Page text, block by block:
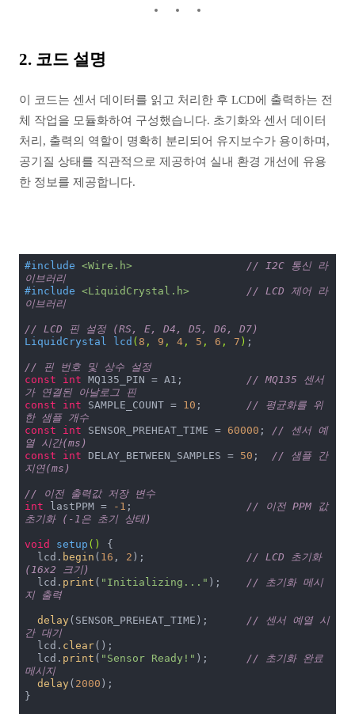
2. 코드 설명
이 코드는 센서 데이터를 읽고 처리한 후 LCD에 출력하는 전
체 작업을 모듈화하여 구성했습니다. 초기화와 센서 데이터
처리, 출력의 역할이 명확히 분리되어 유지보수가 용이하며,
공기질 상태를 직관적으로 제공하여 실내 환경 개선에 유용
한 정보를 제공합니다.
#include <Wire.h>
// I2C 통신 라
이브러리
#include <LiquidCrystal.h>
// LCD 제어 라
이브러리
// LCD 핀 설정 (RS, E, D4, D5, D6, D7)
LiquidCrystal lcd ( 8 , 9 , 4, 5 , 6 , 7 ) ;
// 핀 번호 및 상수 설정
const
int MQ135_PIN = A1;
// MQ135 센서
가 연결된 아날로그 핀
const
int SAMPLE_COUNT = 10 ;
// 평균화를 위
한 샘플 개수
const
int SENSOR_PREHEAT_TIME = 60000 ;
// 센서 예
열 시간(ms)
const
int DELAY_BETWEEN_SAMPLES = 50 ;
// 샘플 간
지연(ms)
// 이전 출력값 저장 변수
int lastPPM = -1 ;
// 이전 PPM 값
초기화 (-1은 초기 상태)
void setup ()
{
  lcd.
begin ( 16 , 2 );
// LCD 초기화
(16x2 크기)
  lcd.
print ( "Initializing..." );
// 초기화 메시
지 출력
delay(SENSOR_PREHEAT_TIME);
// 센서 예열 시
간 대기
  lcd.
clear();
  lcd.
print ( "Sensor Ready!" );
// 초기화 완료
메시지
delay( 2000 );
}